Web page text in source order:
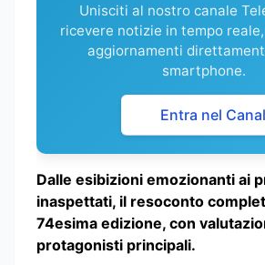
Unisciti al nostro canale
ricevere notizie in tempo
aggiornamenti
smartphone.
Entra nel
Dalle esibizioni emozionanti ai
inaspettati, il resoconto
74esima edizione, con
protagonisti principali.